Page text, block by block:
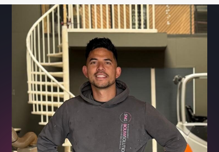
Verbouw
Uitbreiding
Renovatie
Onderhoud
Over ons
Neem contact